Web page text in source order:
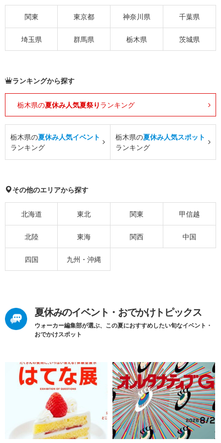
関東 東京都 神奈川県 千葉県
埼玉県 群馬県 栃木県 茨城県
ランキングから探す
栃木県の夏休み人気夏祭り ランキング
栃木県の夏休み人気イベント
ランキング
栃木県の夏休み人気スポット
ランキング
その他のエリアから探す
北海道 東北 関東 甲信越
北陸 東海 関西 中国
四国 九州・沖縄
夏休みのイベント・おでかけトピックス
ウォーカー編集部が選ぶ、この夏におすすめしたい旬なイベント・
おでかけスポット